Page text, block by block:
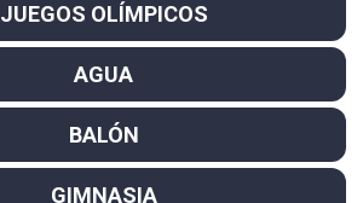
JUEGOS OLÍMPICOS
AGUA
BALÓN
GIMNASIA